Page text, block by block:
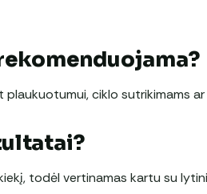
ciklo sutrikimams ar
todėl vertinamas kartu su